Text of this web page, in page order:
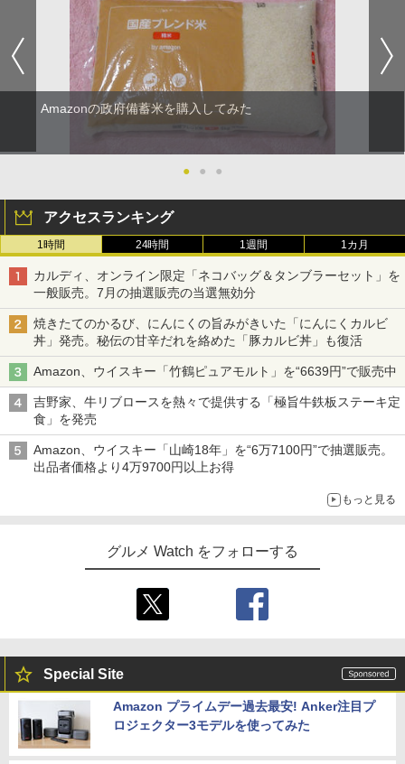
Amazonの政府備蓄米を購入してみた
● ● ●
アクセスランキング
1時間 24時間 1週間 1カ月
カルディ、オンライン限定「ネコバッグ＆タンブラーセット」を
一般販売。7月の抽選販売の当選無効分
焼きたてのかるび、にんにくの旨みがきいた「にんにくカルビ
丼」発売。秘伝の甘辛だれを絡めた「豚カルビ丼」も復活
Amazon、ウイスキー「竹鶴ピュアモルト」を“6639円”で販売中
吉野家、牛リブロースを熱々で提供する「極旨牛鉄板ステーキ定
食」を発売
Amazon、ウイスキー「山崎18年」を“6万7100円”で抽選販売。
出品者価格より4万9700円以上お得
もっと見る
グルメ Watch をフォローする
Special Site
Amazon プライムデー過去最安! Anker注目プ
ロジェクター3モデルを使ってみた